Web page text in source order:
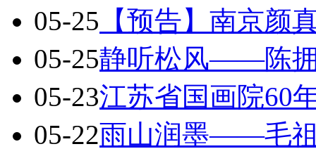
05-25 【预告】南京颜
05-25静听松风——陈
05-23江苏省国画院60
05-22雨山润墨——毛